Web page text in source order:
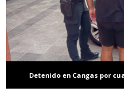
Detenido en Cangas por